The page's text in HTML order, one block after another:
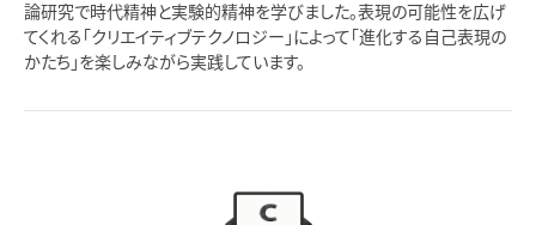
論研究で時代精神と実験的精神を学びました。表現の可能性を広げ
てくれる「クリエイティブテクノロジー」によって「進化する自己表現の
かたち」を楽しみながら実践しています。